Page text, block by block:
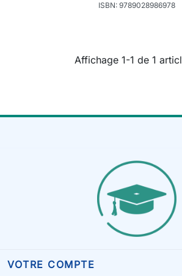
ISBN: 9789028986978
Affichage 1-1 de 1
VOTRE COMPTE